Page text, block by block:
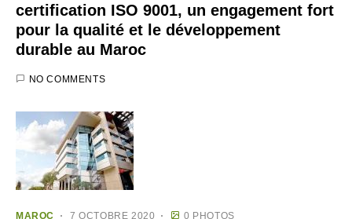
certification ISO 9001, un engagement fort
pour la qualité et le développement
durable au Maroc
NO COMMENTS
MAROC 7 OCTOBRE 2020 0 PHOTOS